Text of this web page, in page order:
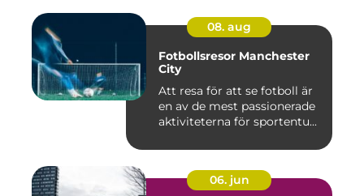
08. aug
Fotbollsresor Manchester
City
Att resa för att se fotboll är
en av de mest passionerade
aktiviteterna för sportentu...
06. jun